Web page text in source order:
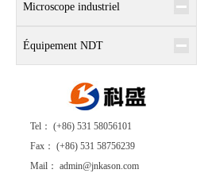
Microscope industriel
Équipement NDT
Tel： (+86) 531 58056101
Fax： (+86) 531 58756239
Mail： admin@jnkason.com